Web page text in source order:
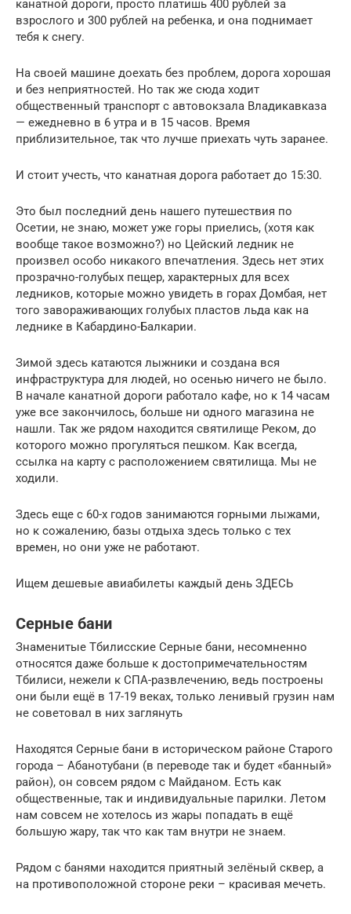
канатной дороги, просто платишь 400 рублей за
взрослого и 300 рублей на ребенка, и она поднимает
тебя к снегу.
На своей машине доехать без проблем, дорога хорошая
и без неприятностей. Но так же сюда ходит
общественный транспорт с автовокзала Владикавказа
— ежедневно в 6 утра и в 15 часов. Время
приблизительное, так что лучше приехать чуть заранее.
И стоит учесть, что канатная дорога работает до 15:30.
Это был последний день нашего путешествия по
Осетии, не знаю, может уже горы приелись, (хотя как
вообще такое возможно?) но Цейский ледник не
произвел особо никакого впечатления. Здесь нет этих
прозрачно-голубых пещер, характерных для всех
ледников, которые можно увидеть в горах Домбая, нет
того завораживающих голубых пластов льда как на
леднике в Кабардино-Балкарии.
Зимой здесь катаются лыжники и создана вся
инфраструктура для людей, но осенью ничего не было.
В начале канатной дороги работало кафе, но к 14 часам
уже все закончилось, больше ни одного магазина не
нашли. Так же рядом находится святилище Реком, до
которого можно прогуляться пешком. Как всегда,
ссылка на карту с расположением святилища. Мы не
ходили.
Здесь еще с 60-х годов занимаются горными лыжами,
но к сожалению, базы отдыха здесь только с тех
времен, но они уже не работают.
Ищем дешевые авиабилеты каждый день ЗДЕСЬ
Серные бани
Знаменитые Тбилисские Серные бани, несомненно
относятся даже больше к достопримечательностям
Тбилиси, нежели к СПА-развлечению, ведь построены
они были ещё в 17-19 веках, только ленивый грузин нам
не советовал в них заглянуть
Находятся Серные бани в историческом районе Старого
города – Абанотубани (в переводе так и будет «банный»
район), он совсем рядом с Майданом. Есть как
общественные, так и индивидуальные парилки. Летом
нам совсем не хотелось из жары попадать в ещё
большую жару, так что как там внутри не знаем.
Рядом с банями находится приятный зелёный сквер, а
на противоположной стороне реки – красивая мечеть.